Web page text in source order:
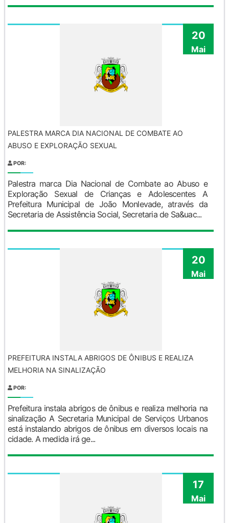
20
Mai
PALESTRA MARCA DIA NACIONAL DE COMBATE AO
ABUSO E EXPLORAÇÃO SEXUAL
POR:
Palestra marca Dia Nacional de Combate ao Abuso e
Exploração Sexual de Crianças e Adolescentes A
Prefeitura Municipal de João Monlevade, através da
Secretaria de Assistência Social, Secretaria de Sa&uac...
20
Mai
PREFEITURA INSTALA ABRIGOS DE ÔNIBUS E REALIZA
MELHORIA NA SINALIZAÇÃO
POR:
Prefeitura instala abrigos de ônibus e realiza melhoria na
sinalização A Secretaria Municipal de Serviços Urbanos
está instalando abrigos de ônibus em diversos locais na
cidade. A medida irá ge...
17
Mai